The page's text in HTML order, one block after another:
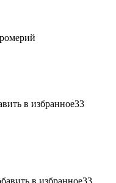
в избранное33
в избранное33